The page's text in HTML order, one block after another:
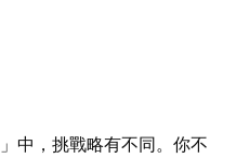
中，挑戰略有不同。你不